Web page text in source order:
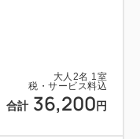
大人 2名 1室
税・サービス料込
合計 36,200 円